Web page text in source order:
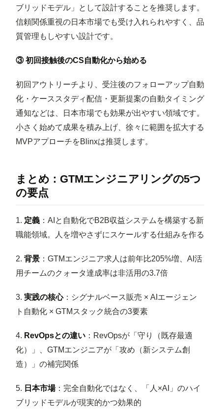
ブリッドモデル」として設計することを推奨します。
信頼関係重視の日本市場でも受け入れられやすく、品
質管理もしやすい設計です。
③ 初回接触後のCS自動化から始める
初回アウトリーチより、受注後のフォローアップ自動
化・ケーススタディ配信・更新提案の自動タイミング
通知などは、日本市場でも効果が出やすい領域です。
小さく始めて成果を積み上げ、徐々に範囲を拡大する
MVPアプローチをBlinxは推奨します。
まとめ：GTMエンジニアリングの5つ
の要点
1. 定義 ：AIと自動化でB2B収益システムを構築する新
職能領域。人を増やさずにスケールする仕組みを作る
2. 背景 ：GTMエンジニア求人は前年比205%増、AI活
用チームのクォータ達成率は非活用の3.7倍
3. 実践の核心：シグナルベース販売 × AIエージェン
ト自動化 × GTMスタック統合の3要素
4. RevOpsとの違い ：RevOpsが「守り（既存最適
化）」、GTMエンジニアが「攻め（新システム創
造）」の補完関係
5. 日本市場：完全自動化ではなく、「人×AI」のハイ
ブリッドモデルが現実的かつ効果的